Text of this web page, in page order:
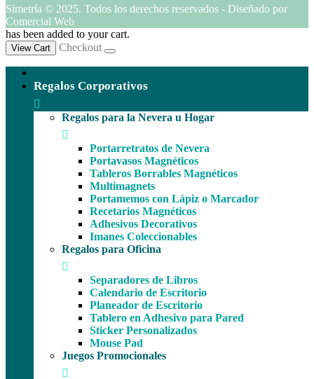
Simetría © 2025. Todos los derechos reservados - Diseñado por
Comercial Web
has been added to your cart.
View Cart Checkout
Regalos Corporativos
Regalos para la Nevera u Hogar
Portarretratos de Nevera
Portavasos Magnéticos
Tableros Borrables Magnéticos
Multimagnets
Portamemos con Lápiz o Marcador
Recetarios Magnéticos
Adhesivos Decorativos
Imanes Coleccionables
Regalos para Oficina
Separadores de Libros
Calendario de Escritorio
Planeador de Escritorio
Tablero en Adhesivo para Pared
Sticker Personalizados
Mouse Pad
Juegos Promocionales